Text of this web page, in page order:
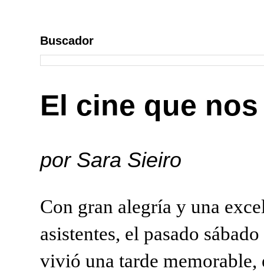
Buscador
El cine que
por Sara Sieiro
Con gran alegría y una
asistentes, el pasado
vivió una tarde